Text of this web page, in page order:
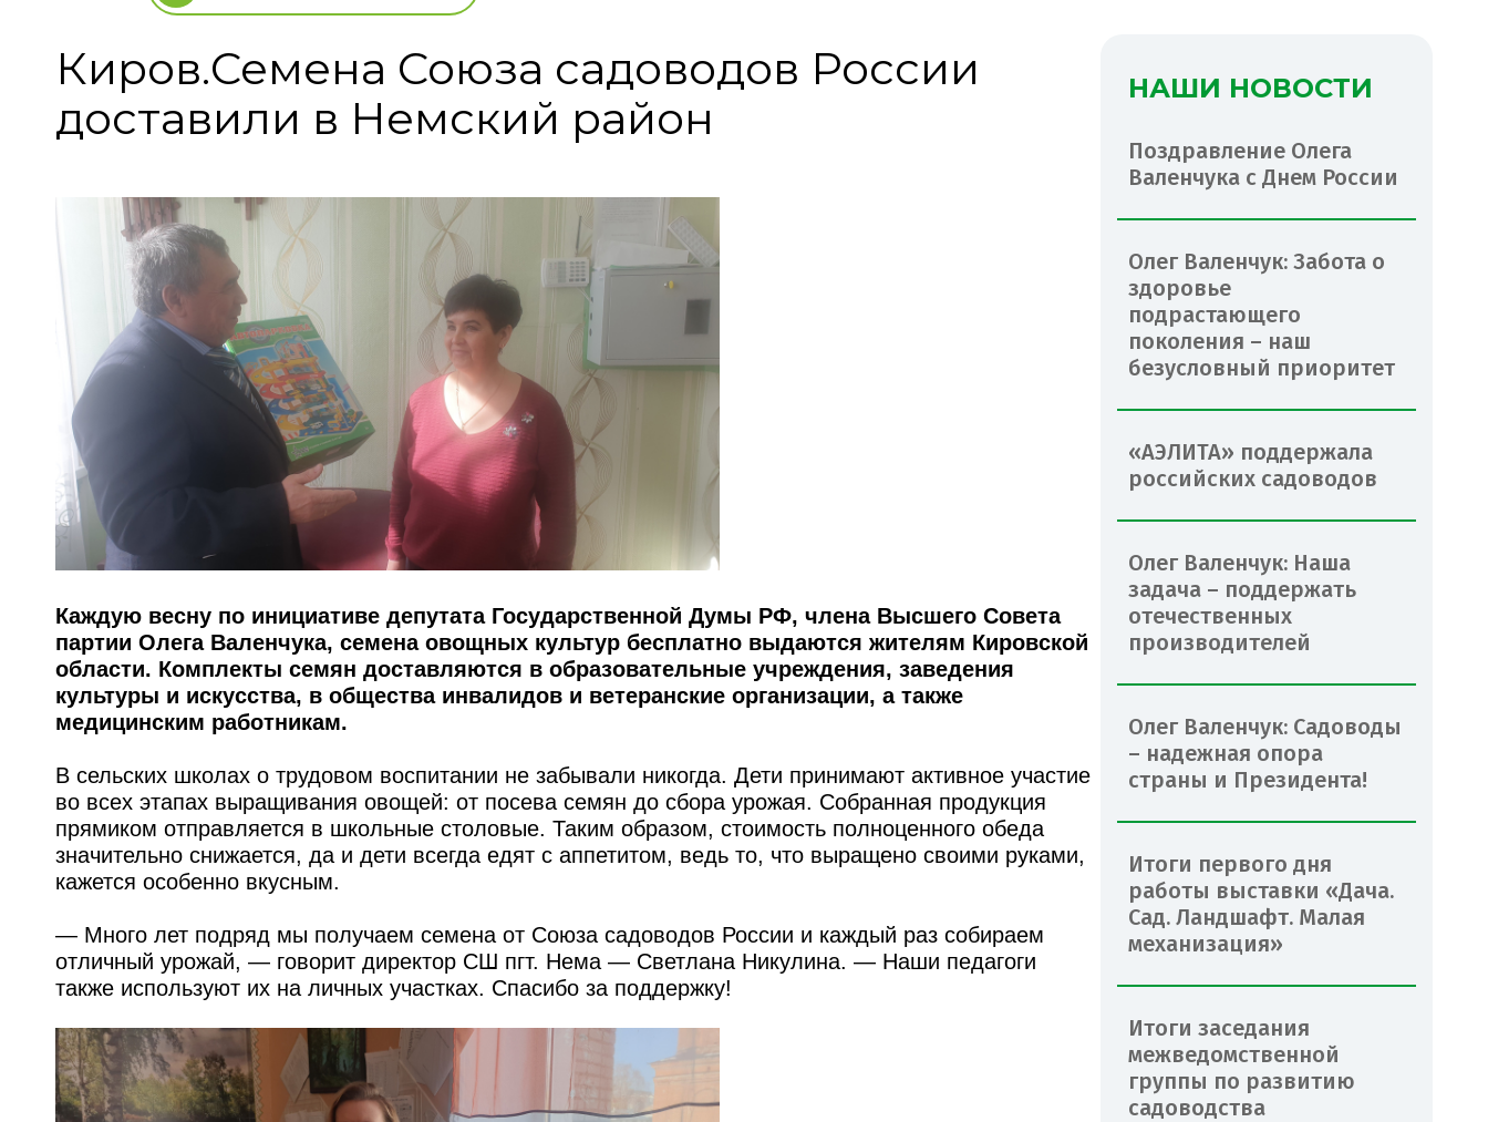
Киров.Семена Союза садоводов России
доставили в Немский район
Каждую весну по инициативе депутата Государственной Думы РФ, члена Высшего Совета
партии Олега Валенчука, семена овощных культур бесплатно выдаются жителям Кировской
области. Комплекты семян доставляются в образовательные учреждения, заведения
культуры и искусства, в общества инвалидов и ветеранские организации, а также
медицинским работникам.
В сельских школах о трудовом воспитании не забывали никогда. Дети принимают активное участие
во всех этапах выращивания овощей: от посева семян до сбора урожая. Собранная продукция
прямиком отправляется в школьные столовые. Таким образом, стоимость полноценного обеда
значительно снижается, да и дети всегда едят с аппетитом, ведь то, что выращено своими руками,
кажется особенно вкусным.
— Много лет подряд мы получаем семена от Союза садоводов России и каждый раз собираем
отличный урожай, — говорит директор СШ пгт. Нема — Светлана Никулина. — Наши педагоги
также используют их на личных участках. Спасибо за поддержку!
НАШИ НОВОСТИ
Поздравление Олега
Валенчука с Днем России
Олег Валенчук: Забота о
здоровье
подрастающего
поколения – наш
безусловный приоритет
«АЭЛИТА» поддержала
российских садоводов
Олег Валенчук: Наша
задача – поддержать
отечественных
производителей
Олег Валенчук: Садоводы
– надежная опора
страны и Президента!
Итоги первого дня
работы выставки «Дача.
Сад. Ландшафт. Малая
механизация»
Итоги заседания
межведомственной
группы по развитию
садоводства